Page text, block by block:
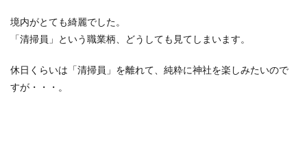
境内がとても綺麗でした。
「清掃員」という職業柄、どうしても見てしまいます。
休日くらいは「清掃員」を離れて、純粋に神社を楽しみたいので
すが・・・。